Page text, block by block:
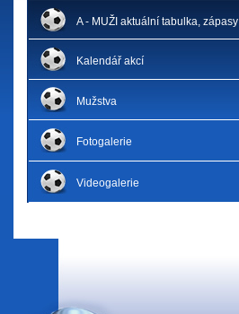
A - MUŽI aktuální tabulka, zápasy
Kalendář akcí
Mužstva
Fotogalerie
Videogalerie